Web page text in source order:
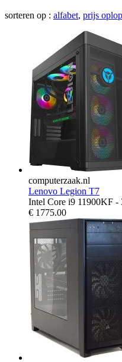
sorteren op : alfabet, prijs
computerzaak.nl
Lenovo Legion T7
Intel Core i9 11900KF
€ 1775.00